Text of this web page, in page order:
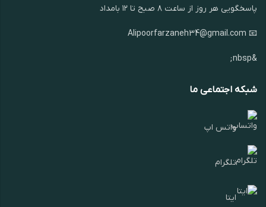
پاسخگویی هر روز از ساعت ۸ صبح تا ۱۲ بامداد
📧 Alipoorfarzaneh34@gmail.com
&nbsp;
شبکه اجتماعی ما
واتس اپ
تلگرام
ایتا